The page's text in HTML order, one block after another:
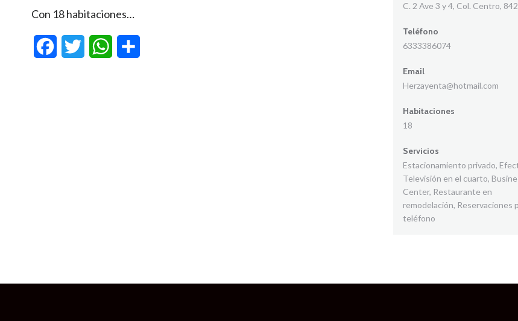
Con 18 habitaciones…
FacebookTwitter WhatsApp
C. 2 Ave 3 y 4, Col. Centro,
Teléfono
6333386074
Email
Herzayenta@hotmail.com
Habitaciones
18
Servicios
Estacionamiento privado,
Televisión en el cuarto,
Center, Restaurante en
remodelación, Reservaciones
teléfono